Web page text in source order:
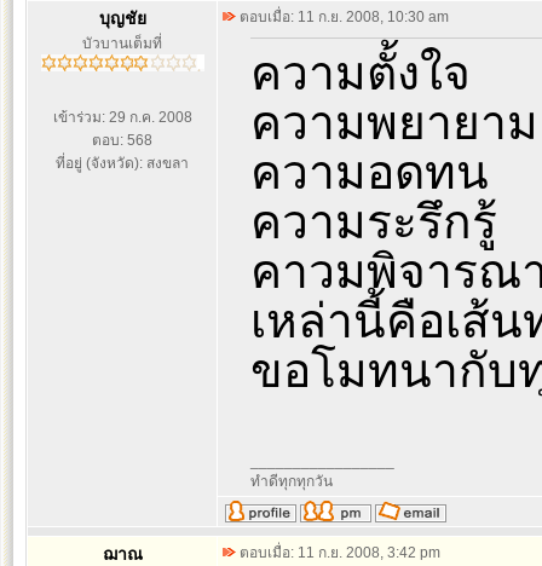
บุญชัย
บัวบานเต็มที่
เข้าร่วม: 29 ก.ค. 2008
ตอบ: 568
ที่อยู่ (จังหวัด): สงขลา
ตอบเมื่อ: 11 ก.ย. 2008, 10:30 am
ความตั้งใจ
ความพยายาม
ความอดทน
ความระรึกรู้
คาวมพิจารณ
เหล่านี้คือเส้
ขอโมทนากับ
ทำดีทุกทุกวัน
ฌาณ ตอบเมื่อ: 11 ก.ย. 2008, 3:42 pm